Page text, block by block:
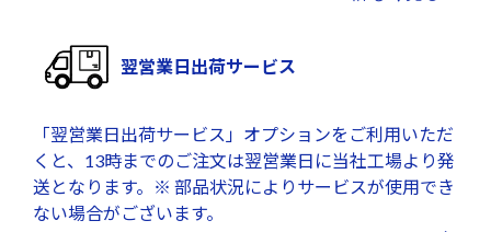
翌営業日出荷サービス
「翌営業日出荷サービス」オプションをご利用いただ
くと、13時までのご注文は翌営業日に当社工場より発
送となります。※ 部品状況によりサービスが使用でき
ない場合がございます。